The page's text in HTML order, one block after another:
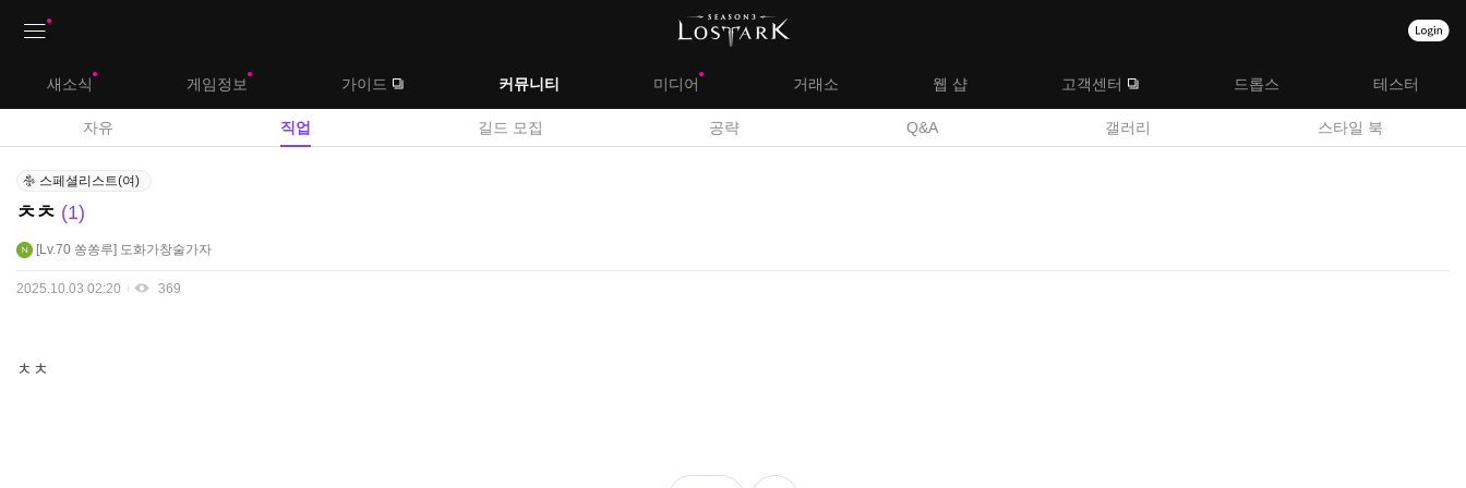
메
새소식 게임정보 가이드 커뮤니티 미디어 거래소 웹 샵 고객센터 드롭스 테스터
서
자유 직업 길드 모집 공략 Q&A 갤러리 스타일 북
직
업
시
스페셜리스트(여)
ㅊㅊ 1
Lv.70 쏭쏭루 도화가창술가자
2025.10.03 02:20 369
ㅊㅊ